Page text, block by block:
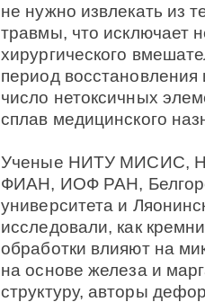
не нужно извлекать из
травмы, что исключает
хирургического
период
число нетоксичных
сплав медицинского
Ученые НИТУ МИСИС,
ФИАН, ИОФ РАН,
университета и
исследовали, как
обработки влияют на
на основе железа и
структуру, авторы